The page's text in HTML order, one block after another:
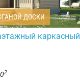
ДОСКИ
2